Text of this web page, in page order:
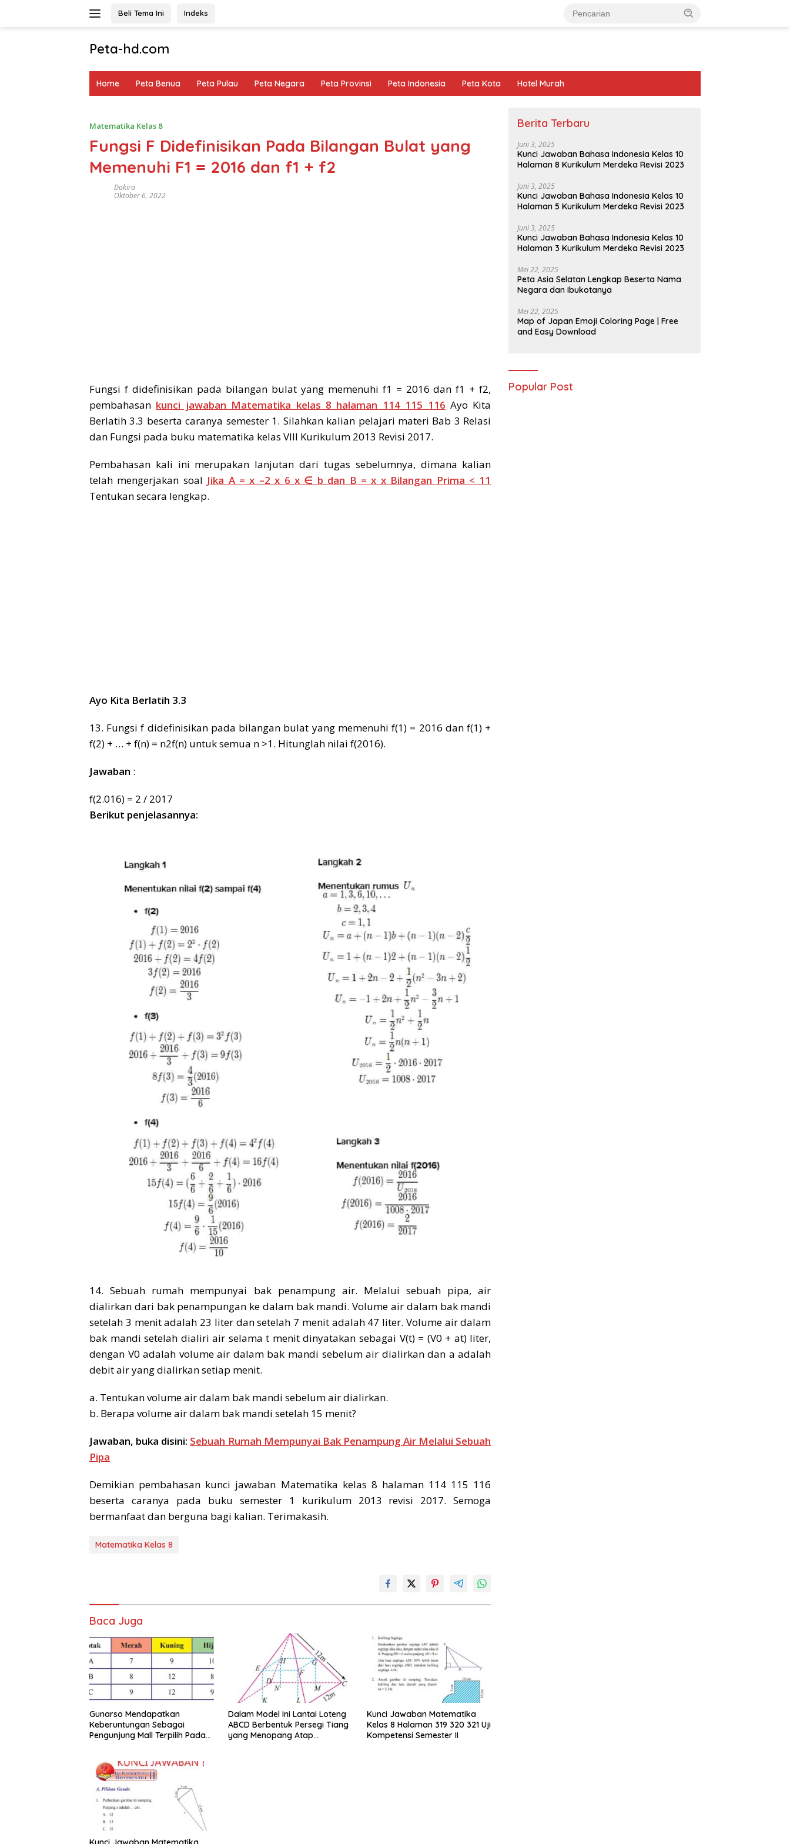
Beli Tema Ini Indeks
Peta-hd.com
Gambar
Home Peta Benua Peta Pulau Peta Negara Peta Provinsi Peta Indonesia Peta Kota Hotel Murah
Matematika Kelas 8
Fungsi F Didefinisikan Pada Bilangan Bulat yang
Memenuhi F1 = 2016 dan f1 + f2
Dakira
Oktober 6, 2022
Fungsi f didefinisikan pada bilangan bulat yang memenuhi f1 = 2016 dan f1 + f2,
pembahasan kunci jawaban Matematika kelas 8 halaman 114 115 116 Ayo Kita
Berlatih 3.3 beserta caranya semester 1. Silahkan kalian pelajari materi Bab 3 Relasi
dan Fungsi pada buku matematika kelas VIII Kurikulum 2013 Revisi 2017.
Pembahasan kali ini merupakan lanjutan dari tugas sebelumnya, dimana kalian
telah mengerjakan soal Jika A = x –2 x 6 x ∈ b dan B = x x Bilangan Prima < 11
Tentukan secara lengkap.
Ayo Kita Berlatih 3.3
13. Fungsi f didefinisikan pada bilangan bulat yang memenuhi f(1) = 2016 dan f(1) +
f(2) + … + f(n) = n2f(n) untuk semua n >1. Hitunglah nilai f(2016).
Jawaban :
f(2.016) = 2 / 2017
Berikut penjelasannya:
14. Sebuah rumah mempunyai bak penampung air. Melalui sebuah pipa, air
dialirkan dari bak penampungan ke dalam bak mandi. Volume air dalam bak mandi
setelah 3 menit adalah 23 liter dan setelah 7 menit adalah 47 liter. Volume air dalam
bak mandi setelah dialiri air selama t menit dinyatakan sebagai V(t) = (V0 + at) liter,
dengan V0 adalah volume air dalam bak mandi sebelum air dialirkan dan a adalah
debit air yang dialirkan setiap menit.
a. Tentukan volume air dalam bak mandi sebelum air dialirkan.
b. Berapa volume air dalam bak mandi setelah 15 menit?
Jawaban, buka disini: Sebuah Rumah Mempunyai Bak Penampung Air Melalui Sebuah
Pipa
Demikian pembahasan kunci jawaban Matematika kelas 8 halaman 114 115 116
beserta caranya pada buku semester 1 kurikulum 2013 revisi 2017. Semoga
bermanfaat dan berguna bagi kalian. Terimakasih.
Matematika Kelas 8
Baca Juga
Gunarso Mendapatkan
Keberuntungan Sebagai
Pengunjung Mall Terpilih Pada
Dalam Model Ini Lantai Loteng
ABCD Berbentuk Persegi Tiang
yang Menopang Atap
Kunci Jawaban Matematika
Kelas 8 Halaman 319 320 321 Uji
Kompetensi Semester II
Berita Terbaru
Juni 3, 2025
Kunci Jawaban Bahasa Indonesia Kelas 10
Halaman 8 Kurikulum Merdeka Revisi 2023
Juni 3, 2025
Kunci Jawaban Bahasa Indonesia Kelas 10
Halaman 5 Kurikulum Merdeka Revisi 2023
Juni 3, 2025
Kunci Jawaban Bahasa Indonesia Kelas 10
Halaman 3 Kurikulum Merdeka Revisi 2023
Mei 22, 2025
Peta Asia Selatan Lengkap Beserta Nama
Negara dan Ibukotanya
Mei 22, 2025
Map of Japan Emoji Coloring Page | Free
and Easy Download
Popular Post